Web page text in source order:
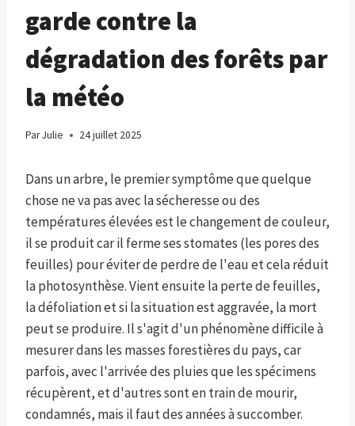
garde contre la
dégradation des forêts par
la météo
ParJulie 24 juillet 2025
Dans un arbre, le premier symptôme que quelque
chose ne va pas avec la sécheresse ou des
températures élevées est le changement de couleur,
il se produit car il ferme ses stomates (les pores des
feuilles) pour éviter de perdre de l'eau et cela réduit
la photosynthèse. Vient ensuite la perte de feuilles,
la défoliation et si la situation est aggravée, la mort
peut se produire. Il s'agit d'un phénomène difficile à
mesurer dans les masses forestières du pays, car
parfois, avec l'arrivée des pluies que les spécimens
récupèrent, et d'autres sont en train de mourir,
condamnés, mais il faut des années à succomber.